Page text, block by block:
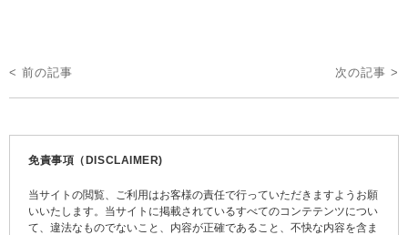
投
稿
< 前の記事 次の記事 >
免責事項（DISCLAIMER)
当サイトの閲覧、ご利用はお客様の責任で行っていただきますようお願
いいたします。当サイトに掲載されているすべてのコンテテンツについ
て、違法なものでないこと、内容が正確であること、不快な内容を含ま